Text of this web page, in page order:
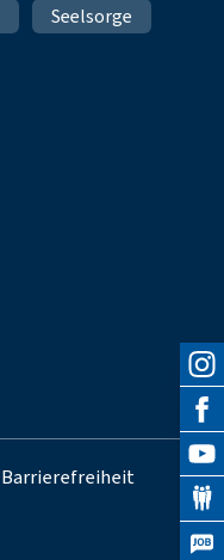
Seelsorge
Barrierefreiheit